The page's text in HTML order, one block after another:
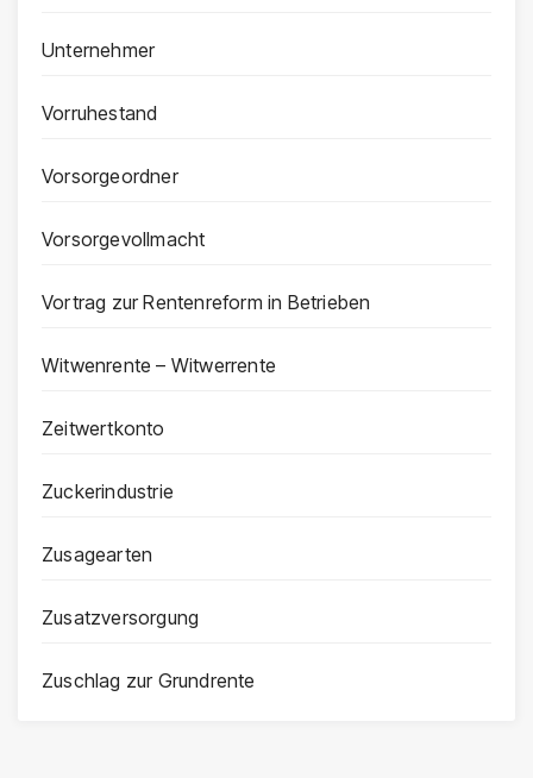
Unternehmer
Vorruhestand
Vorsorgeordner
Vorsorgevollmacht
Vortrag zur Rentenreform in Betrieben
Witwenrente – Witwerrente
Zeitwertkonto
Zuckerindustrie
Zusagearten
Zusatzversorgung
Zuschlag zur Grundrente